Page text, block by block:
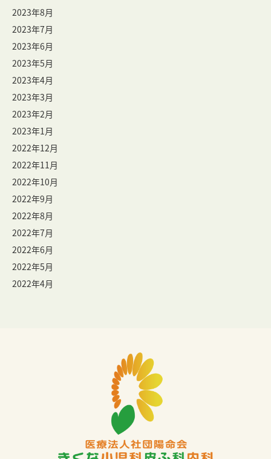
2023年8月
2023年7月
2023年6月
2023年5月
2023年4月
2023年3月
2023年2月
2023年1月
2022年12月
2022年11月
2022年10月
2022年9月
2022年8月
2022年7月
2022年6月
2022年5月
2022年4月